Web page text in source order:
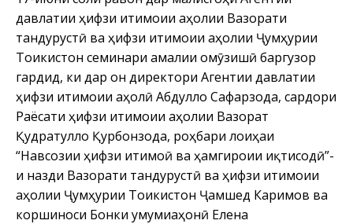
давлатии ҳифзи иҷтимоии аҳолии Вазорати
тандурустӣ ва ҳифзи иҷтимоии аҳолии Ҷумҳурии
Тоҷикистон семинари амалии омӯзишӣ баргузор
гардид, ки дар он директори Агентии давлатии
ҳифзи иҷтимоии аҳолӣ Абдулло Сафарзода, сардори
Раёсати ҳифзи иҷтимоии аҳолии Вазорат
Қудратулло Қурбонзода, роҳбари лоиҳаи
“Навсозии ҳифзи иҷтимоӣ ва ҳамгироии иқтисодӣ”-
и назди Вазорати тандурустӣ ва ҳифзи иҷтимоии
аҳолии Ҷумҳурии Тоҷикистон Ҷамшед Каримов ва
коршиноси Бонки умумиҷаҳонӣ Елена